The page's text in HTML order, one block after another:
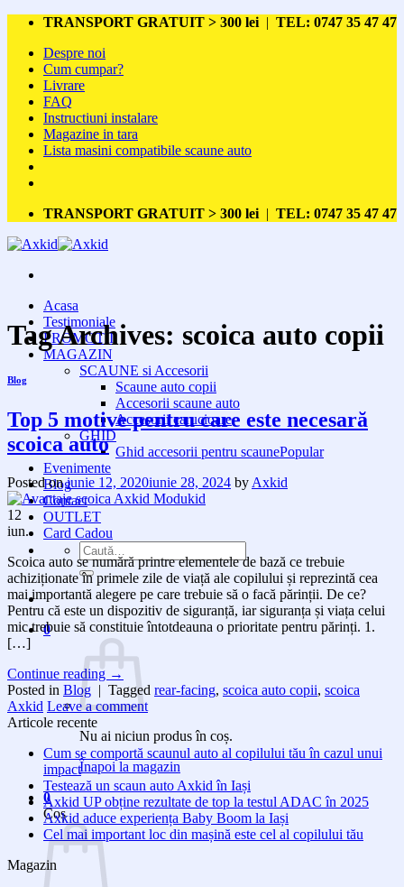
Skip
content
TRANSPORT GRATUIT > 300 lei | TEL: 0747 35 47 47
Despre noi
Cum cumpar?
Livrare
FAQ
Instructiuni instalare
Magazine in tara
Lista masini compatibile scaune auto
TRANSPORT GRATUIT > 300 lei | TEL: 0747 35 47 47
Acasa
Testimoniale
PROMOTII
MAGAZIN
SCAUNE si Accesorii
Scaune auto copii
Accesorii scaune auto
Accesorii carucioare
GHID
Ghid accesorii pentru scaune
Evenimente
Blog
Contact
OUTLET
Card Cadou
Caută
după:
0
Nu ai niciun produs în coș.
Înapoi la magazin
0
Coș
Tag Archives: scoica auto copii
Blog
Top 5 motive pentru care este necesară
scoica auto
Posted oniunie 12, 2020iunie 28, 2024 by Axkid
12
iun.
Scoica auto se numără printre elementele de bază ce trebuie
achiziționate în primele zile de viață ale copilului și reprezintă cea
mai importantă alegere pe care trebuie să o facă părinții. De ce?
Pentru că este un dispozitiv de siguranță, iar siguranța și viața celui
mic trebuie să constituie întotdeauna o prioritate pentru părinți. 1.
[…]
Continue reading →
Posted in Blog | Tagged rear-facing, scoica auto copii, scoica
Axkid Leave a comment
Articole recente
Cum se comportă scaunul auto al copilului tău în cazul unui
impact
Testează un scaun auto Axkid în Iași
Axkid UP obține rezultate de top la testul ADAC în 2025
Axkid aduce experiența Baby Boom la Iași
Cel mai important loc din mașină este cel al copilului tău
Magazin